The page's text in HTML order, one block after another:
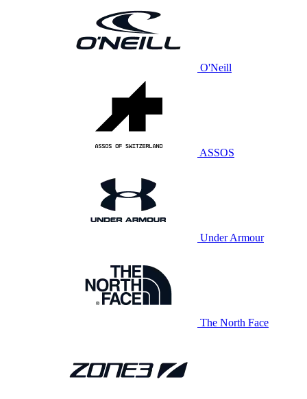
O'Neill
ASSOS
Under Armour
The North Face